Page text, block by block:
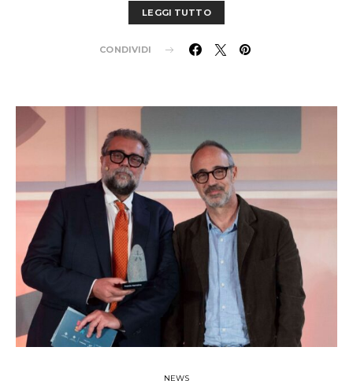
LEGGI TUTTO
CONDIVIDI
NEWS